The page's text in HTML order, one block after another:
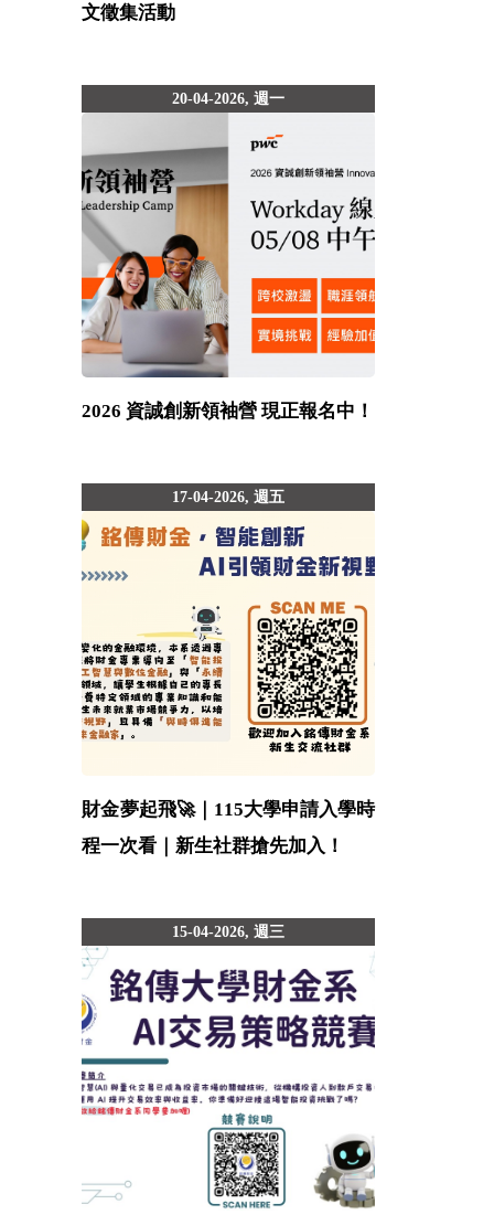
文徵集活動
20-04-2026, 週一
2026 資誠創新領袖營 現正報名中！
17-04-2026, 週五
財金夢起飛🚀｜115大學申請入學時
程一次看｜新生社群搶先加入！
15-04-2026, 週三